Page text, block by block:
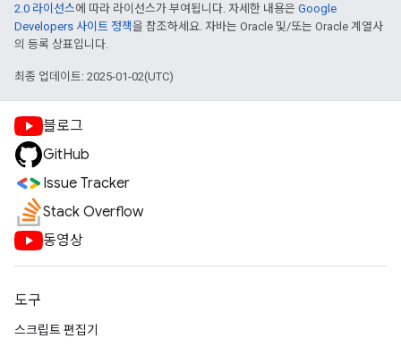
2.0 라이선스에 따라 라이선스가 부여됩니다. 자세한 내용은 Google
Developers 사이트 정책을 참조하세요. 자바는 Oracle 및/또는 Oracle 계열사
의 등록 상표입니다.
최종 업데이트: 2025-01-02(UTC)
블로그
GitHub
Issue Tracker
Stack Overflow
동영상
도구
스크립트 편집기